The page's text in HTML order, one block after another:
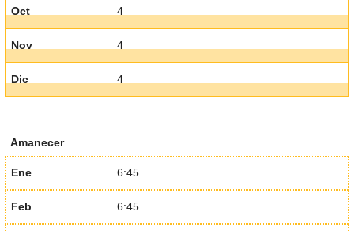
Oct 4
Nov 4
Dic 4
Amanecer
Ene 6:45
Feb 6:45